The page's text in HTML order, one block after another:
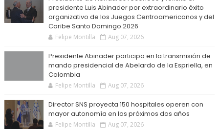
presidente Luis Abinader por extraordinario éxito
organizativo de los Juegos Centroamericanos y del
Caribe Santo Domingo 2026
Felipe Montilla Aug 07, 2026
Presidente Abinader participa en la transmisión de
mando presidencial de Abelardo de la Espriella, en
Colombia
Felipe Montilla Aug 07, 2026
Director SNS proyecta 150 hospitales operen con
mayor autonomía en los próximos dos años
Felipe Montilla Aug 07, 2026